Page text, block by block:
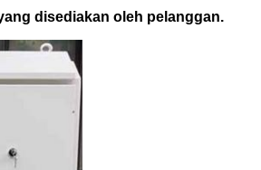
disediakan oleh pelanggan.